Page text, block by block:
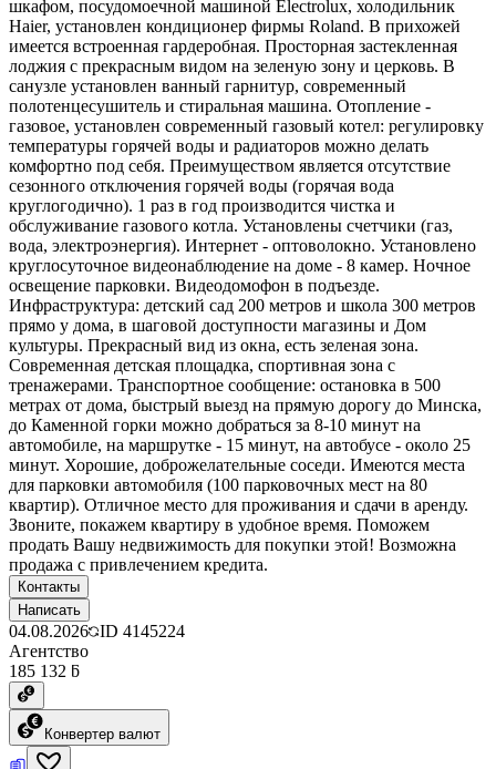
шкафом, посудомоечной машиной Electrolux, холодильник
Haier, установлен кондиционер фирмы Roland. В прихожей
имеется встроенная гардеробная. Просторная застекленная
лоджия с прекрасным видом на зеленую зону и церковь. В
санузле установлен ванный гарнитур, современный
полотенцесушитель и стиральная машина. Отопление -
газовое, установлен современный газовый котел: регулировку
температуры горячей воды и радиаторов можно делать
комфортно под себя. Преимуществом является отсутствие
сезонного отключения горячей воды (горячая вода
круглогодично). 1 раз в год производится чистка и
обслуживание газового котла. Установлены счетчики (газ,
вода, электроэнергия). Интернет - оптоволокно. Установлено
круглосуточное видеонаблюдение на доме - 8 камер. Ночное
освещение парковки. Видеодомофон в подъезде.
Инфраструктура: детский сад 200 метров и школа 300 метров
прямо у дома, в шаговой доступности магазины и Дом
культуры. Прекрасный вид из окна, есть зеленая зона.
Современная детская площадка, спортивная зона с
тренажерами. Транспортное сообщение: остановка в 500
метрах от дома, быстрый выезд на прямую дорогу до Минска,
до Каменной горки можно добраться за 8-10 минут на
автомобиле, на маршрутке - 15 минут, на автобусе - около 25
минут. Хорошие, доброжелательные соседи. Имеются места
для парковки автомобиля (100 парковочных мест на 80
квартир). Отличное место для проживания и сдачи в аренду.
Звоните, покажем квартиру в удобное время. Поможем
продать Вашу недвижимость для покупки этой! Возможна
продажа с привлечением кредита.
Контакты
Написать
04.08.2026 ID 4145224
Агентство
185 132 ƃ
Конвертер валют